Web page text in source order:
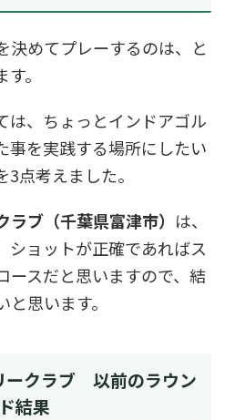
決めてプレーするのは、と
。
は、ちょっとインドアゴル
事を実践する場所にしたい
点考えました。
ブ（千葉県富津市） は、
ショットが正確であればス
ースだと思いますので、結
思います。
ークラブ 以前のラウン
ド結果